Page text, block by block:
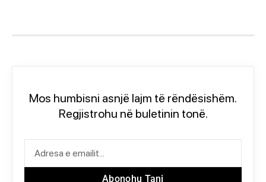
Mos humbisni asnjë lajm të rëndësishëm.
Regjistrohu në buletinin tonë.
Abonohu Tani